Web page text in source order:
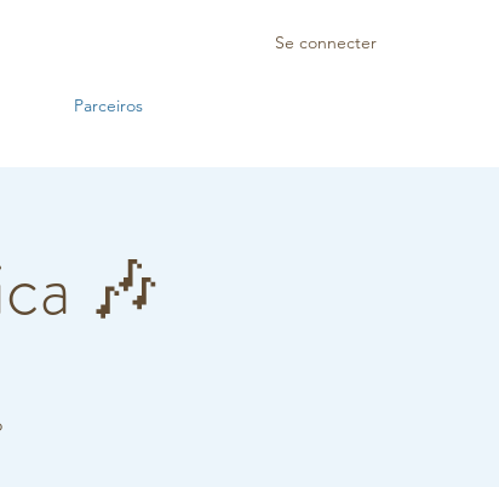
Se connecter
Parceiros
🎶